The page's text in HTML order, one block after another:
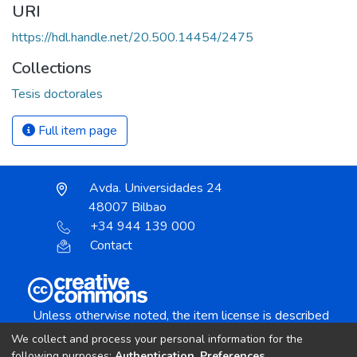
URI
https://hdl.handle.net/20.500.14454/2475
Collections
Tesis doctorales
Full item page
Avda. Universidades 24
48007 Bilbao
+34 944 139 000
Contact
Unless otherwise noted, the item license is described
We collect and process your personal information for the